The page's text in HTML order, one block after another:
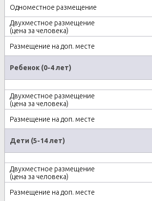
Ребенок (0-4 лет)
Дети (5-14 лет)